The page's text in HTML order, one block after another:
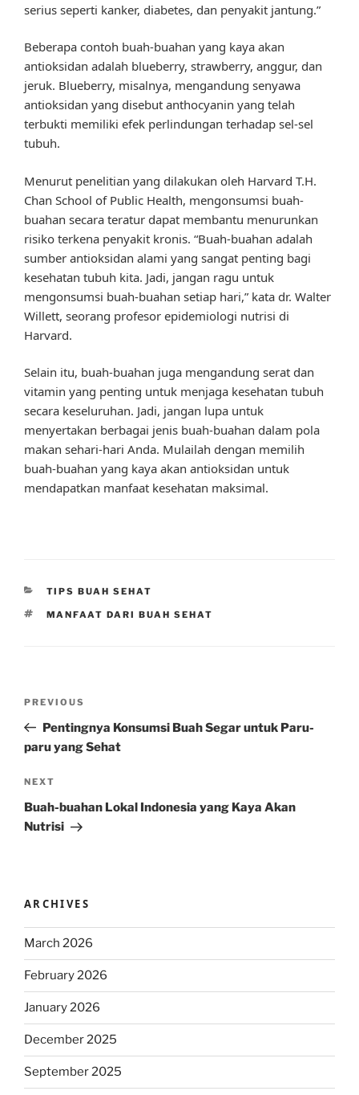
serius seperti kanker, diabetes, dan penyakit jantung.”
Beberapa contoh buah-buahan yang kaya akan
antioksidan adalah blueberry, strawberry, anggur, dan
jeruk. Blueberry, misalnya, mengandung senyawa
antioksidan yang disebut anthocyanin yang telah
terbukti memiliki efek perlindungan terhadap sel-sel
tubuh.
Menurut penelitian yang dilakukan oleh Harvard T.H.
Chan School of Public Health, mengonsumsi buah-
buahan secara teratur dapat membantu menurunkan
risiko terkena penyakit kronis. “Buah-buahan adalah
sumber antioksidan alami yang sangat penting bagi
kesehatan tubuh kita. Jadi, jangan ragu untuk
mengonsumsi buah-buahan setiap hari,” kata dr. Walter
Willett, seorang profesor epidemiologi nutrisi di
Harvard.
Selain itu, buah-buahan juga mengandung serat dan
vitamin yang penting untuk menjaga kesehatan tubuh
secara keseluruhan. Jadi, jangan lupa untuk
menyertakan berbagai jenis buah-buahan dalam pola
makan sehari-hari Anda. Mulailah dengan memilih
buah-buahan yang kaya akan antioksidan untuk
mendapatkan manfaat kesehatan maksimal.
CATEGORIES
TIPS BUAH SEHAT
TAGS
MANFAAT DARI BUAH SEHAT
Previous
Post
PREVIOUS
Pentingnya Konsumsi Buah Segar untuk Paru-
paru yang Sehat
Next
Post
NEXT
Buah-buahan Lokal Indonesia yang Kaya Akan
Nutrisi
ARCHIVES
March 2026
February 2026
January 2026
December 2025
September 2025